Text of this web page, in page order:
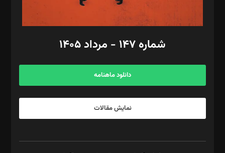
مد‌یر توسعه تجاری: کامبیز برید‌
امور مالی: شاپور رهبری، محمد‌ کاظمی‌نیا
آگهی و مشترکین: ۰۹۱۹۹۹۹۰۴۵۴
شماره ۱۴۷ - مرداد ۱۴۰۵
دانلود ماهنامه
نمایش مقالات